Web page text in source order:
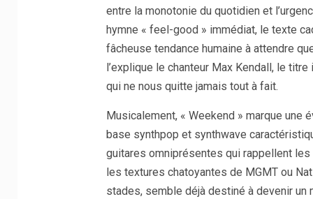
entre la monotonie du quotidien et
hymne « feel-good » immédiat, le texte
fâcheuse tendance humaine à attendre
l’explique le chanteur Max Kendall, le
qui ne nous quitte jamais tout à fait.
Musicalement, « Weekend » marque une
base synthpop et synthwave
guitares omniprésentes qui rappellent
les textures chatoyantes de MGMT ou
stades, semble déjà destiné à devenir